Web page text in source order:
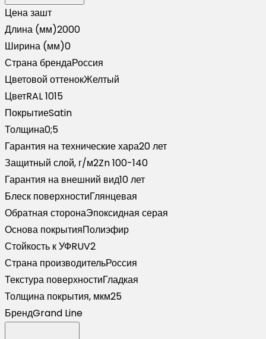
для
забора
жалюзи
Palermo
0,5
Satin
RAL
1015
светлая
слоновая
кость
(2м)
Цена зашт
Длина (мм)2000
Ширина (мм)0
Страна брендаРоссия
Цветовой оттенокЖелтый
ЦветRAL 1015
ПокрытиеSatin
Толщина0;5
Гарантия на технические хара20 лет
Защитный слой, г/м2Zn 100-140
Гарантия на внешний вид10 лет
Блеск поверхностиГлянцевая
Обратная сторонаЭпоксидная серая
Основа покрытияПолиэфир
Стойкость к УФRUV2
Страна производительРоссия
Текстура поверхностиГладкая
Толщина покрытия, мкм25
БрендGrand Line